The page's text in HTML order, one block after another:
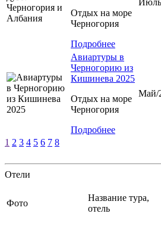
Отдых на море
Черногория
Подробнее
Авиартуры в
Черногорию из
Кишинева 2025
Отдых на море
Черногория
Подробнее
Май/
1 2 3 4 5 6 7 8
Отели
Фото
Название тура,
отель